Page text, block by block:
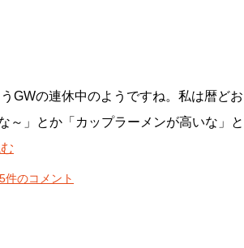
GWの連休中のようですね。私は暦ど
～」とか「カップラーメンが高いな」
5件のコメント